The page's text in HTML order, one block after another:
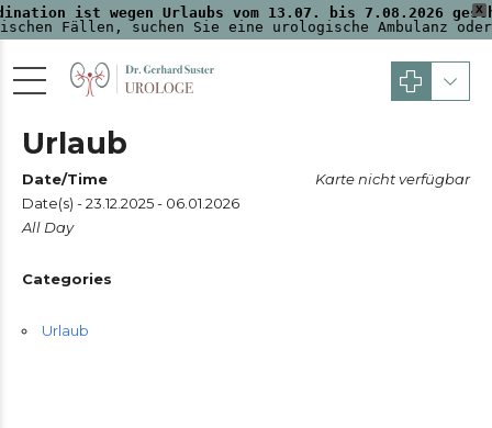
X
ist wegen Urlaubs vom 13.07. bis 7.08.2026
Fällen, suchen Sie eine urologische Ambulanz
Urlaub
Karte nicht verfügbar
Date/Time
Date(s) - 23.12.2025 - 06.01.2026
All Day
Categories
Urlaub